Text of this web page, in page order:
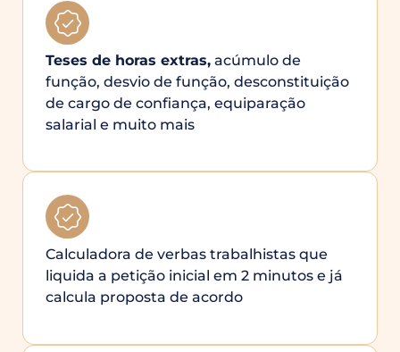
Teses de horas extras, acúmulo de
função, desvio de função, desconstituição
de cargo de confiança, equiparação
salarial e muito mais
Calculadora de verbas trabalhistas que
liquida a petição inicial em 2 minutos e já
calcula proposta de acordo